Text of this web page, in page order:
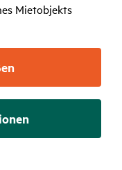
Mietobjekts